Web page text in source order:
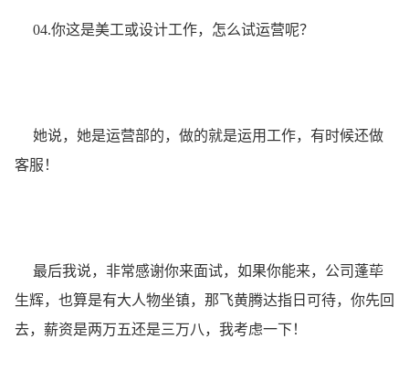
04.你这是美工或设计工作，怎么试运营呢？
她说，她是运营部的，做的就是运用工作，有时候还做
客服！
最后我说，非常感谢你来面试，如果你能来，公司蓬荜
生辉，也算是有大人物坐镇，那飞黄腾达指日可待，你先回
去，薪资是两万五还是三万八，我考虑一下！